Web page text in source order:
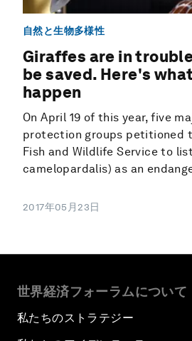
自然と生物多様性
Giraffes are in
be saved. Here's
happen
On April 19 of this year, five
protection groups petitioned
Fish and Wildlife Service to
camelopardalis) as an
2017年05月23日
世界経済フォーラムについて
私たちのストラテジー